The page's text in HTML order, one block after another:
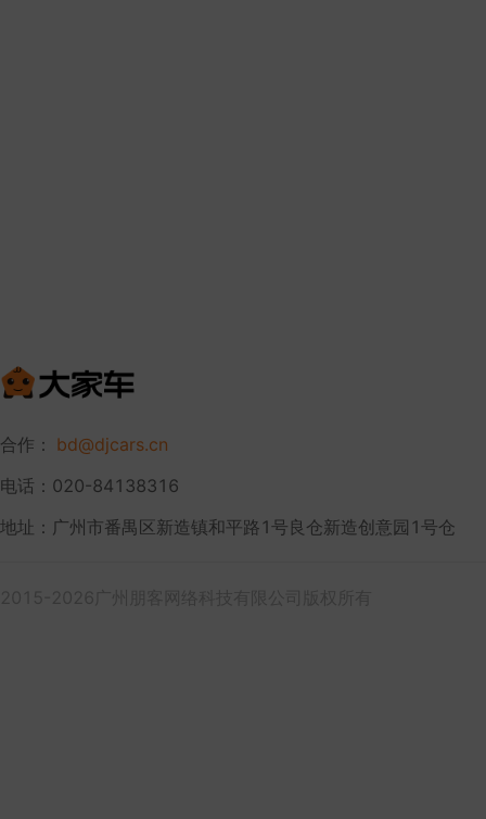
合作： bd@djcars.cn
电话：020-84138316
地址：广州市番禺区新造镇和平路1号良仓新造创意园1号仓